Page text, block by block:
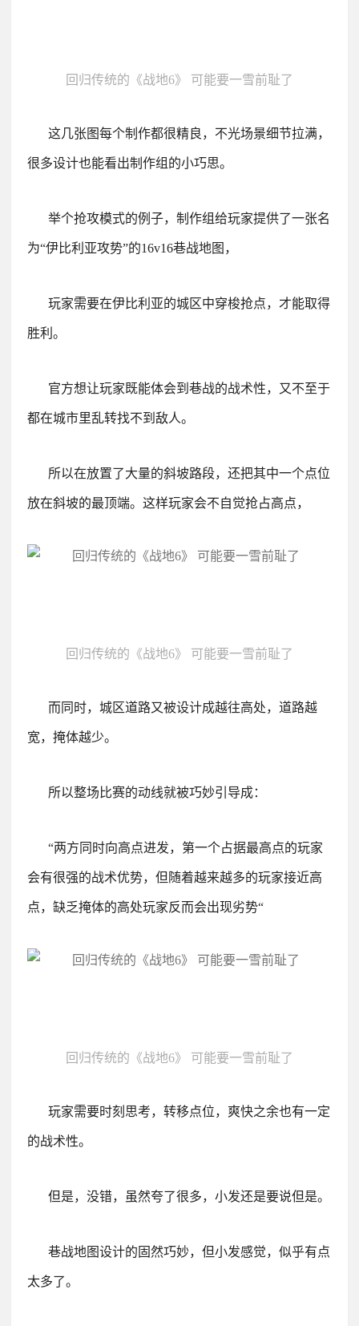
回归传统的《战地6》 可能要一雪前耻了
这几张图每个制作都很精良，不光场景细节拉满，
很多设计也能看出制作组的小巧思。
举个抢攻模式的例子，制作组给玩家提供了一张名
为“伊比利亚攻势”的16v16巷战地图，
玩家需要在伊比利亚的城区中穿梭抢点，才能取得
胜利。
官方想让玩家既能体会到巷战的战术性，又不至于
都在城市里乱转找不到敌人。
所以在放置了大量的斜坡路段，还把其中一个点位
放在斜坡的最顶端。这样玩家会不自觉抢占高点，
回归传统的《战地6》 可能要一雪前耻了
而同时，城区道路又被设计成越往高处，道路越
宽，掩体越少。
所以整场比赛的动线就被巧妙引导成：
“两方同时向高点进发，第一个占据最高点的玩家
会有很强的战术优势，但随着越来越多的玩家接近高
点，缺乏掩体的高处玩家反而会出现劣势“
回归传统的《战地6》 可能要一雪前耻了
玩家需要时刻思考，转移点位，爽快之余也有一定
的战术性。
但是，没错，虽然夸了很多，小发还是要说但是。
巷战地图设计的固然巧妙，但小发感觉，似乎有点
太多了。